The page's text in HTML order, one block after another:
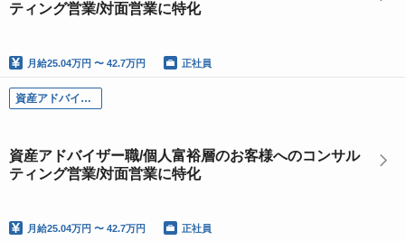
ティング営業/対面営業に特化
月給25.04万円 〜 42.7万円 正社員
資産アドバイザー職
資産アドバイザー職/個人富裕層のお客様へのコンサル
ティング営業/対面営業に特化
月給25.04万円 〜 42.7万円 正社員